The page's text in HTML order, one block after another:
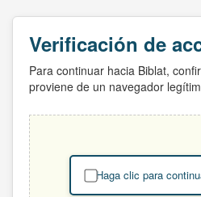
Verificación de
Para continuar hacia Biblat,
proviene de un navegador
Haga clic para